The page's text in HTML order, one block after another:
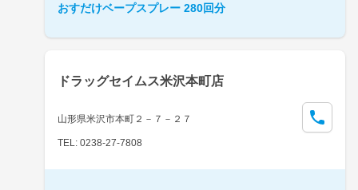
おすだけベープスプレー 280回分
ドラッグセイムス米沢本町店
山形県米沢市本町２－７－２７
TEL: 0238-27-7808